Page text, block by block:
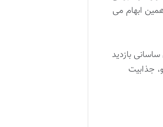
ابهام می
بازدید
جذابیت